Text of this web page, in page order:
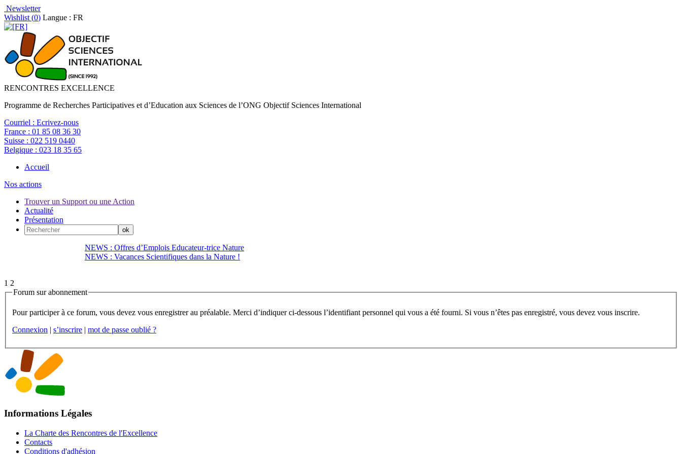
Newsletter
Wishlist (0) Langue : FR
RENCONTRES EXCELLENCE
Programme de Recherches Participatives et d’Education aux Sciences de l’ONG Objectif Sciences International
Courriel : Ecrivez-nous
France : 01 85 08 36 30
Suisse : 022 519 0440
Belgique : 023 18 35 65
Accueil
Nos actions
Trouver un Support ou une Action
Actualité
Présentation
NEWS : Offres d’Emplois Educateur-trice Nature
NEWS : Vacances Scientifiques dans la Nature !
1 2
Forum sur abonnement
Pour participer à ce forum, vous devez vous enregistrer au préalable. Merci d’indiquer ci-dessous l’identifiant personnel qui vous a été fourni. Si vous n’êtes pas enregistré, vous devez vous inscrire.
Connexion | s’inscrire | mot de passe oublié ?
Informations Légales
La Charte des Rencontres de l'Excellence
Contacts
Conditions d'adhésion